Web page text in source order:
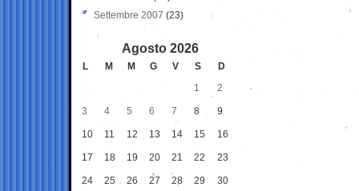
Settembre 2007 (23)
Agosto 2026
L M M G V S
D
1
2
3 4 5 6 7 8 9
10 11 12 13 14 15 16
17 18 19 20 21 22 23
24 25 26 27 28 29 30